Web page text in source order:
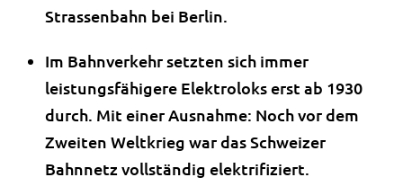
Strassenbahn bei Berlin.
Im Bahnverkehr setzten sich immer
leistungsfähigere Elektroloks erst ab 1930
durch. Mit einer Ausnahme: Noch vor dem
Zweiten Weltkrieg war das Schweizer
Bahnnetz vollständig elektrifiziert.